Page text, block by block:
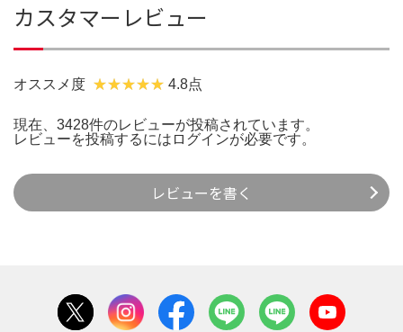
カスタマーレビュー
オススメ度 4.8点
現在、3428件のレビューが投稿されています。
レビューを投稿するには ログインが必要です。
レビューを書く